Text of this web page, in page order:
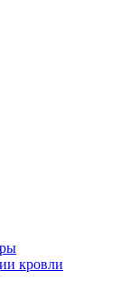
кровли